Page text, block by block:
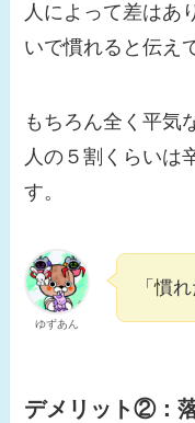
人によって差はあ
いで慣れると伝え
もちろん全く平気
人の５割くらいは
す。
ゆずあん
「慣
デメリット②：